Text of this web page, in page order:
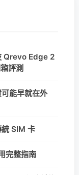
Qrevo Edge 2
評測
能早就在外
SIM 卡
完整指南